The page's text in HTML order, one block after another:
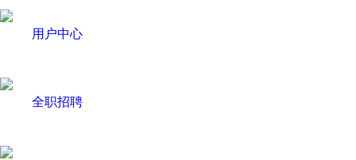
用户中心
全职招聘